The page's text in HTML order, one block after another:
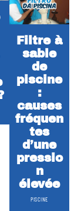
Filtre à
sable
de
piscine
:
causes
fréquen
tes
d’une
pressio
n
élevée
PISCINE